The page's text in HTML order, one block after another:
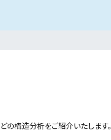
構造分析をご紹介いたします。